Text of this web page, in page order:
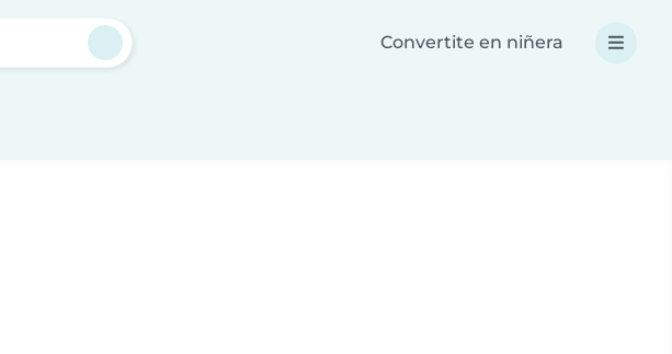
Convertite en niñera